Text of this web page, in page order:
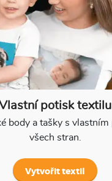
potisk textilu
body a tašky s
všech stran.
Vytvořit textil